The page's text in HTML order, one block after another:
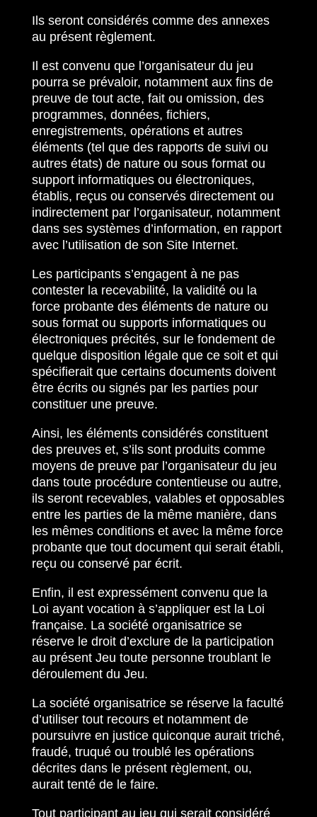
Ils seront considérés comme des annexes
au présent règlement.
Il est convenu que l’organisateur du jeu
pourra se prévaloir, notamment aux fins de
preuve de tout acte, fait ou omission, des
programmes, données, fichiers,
enregistrements, opérations et autres
éléments (tel que des rapports de suivi ou
autres états) de nature ou sous format ou
support informatiques ou électroniques,
établis, reçus ou conservés directement ou
indirectement par l’organisateur, notamment
dans ses systèmes d’information, en rapport
avec l’utilisation de son Site Internet.
Les participants s’engagent à ne pas
contester la recevabilité, la validité ou la
force probante des éléments de nature ou
sous format ou supports informatiques ou
électroniques précités, sur le fondement de
quelque disposition légale que ce soit et qui
spécifierait que certains documents doivent
être écrits ou signés par les parties pour
constituer une preuve.
Ainsi, les éléments considérés constituent
des preuves et, s’ils sont produits comme
moyens de preuve par l’organisateur du jeu
dans toute procédure contentieuse ou autre,
ils seront recevables, valables et opposables
entre les parties de la même manière, dans
les mêmes conditions et avec la même force
probante que tout document qui serait établi,
reçu ou conservé par écrit.
Enfin, il est expressément convenu que la
Loi ayant vocation à s’appliquer est la Loi
française. La société organisatrice se
réserve le droit d’exclure de la participation
au présent Jeu toute personne troublant le
déroulement du Jeu.
La société organisatrice se réserve la faculté
d’utiliser tout recours et notamment de
poursuivre en justice quiconque aurait triché,
fraudé, truqué ou troublé les opérations
décrites dans le présent règlement, ou,
aurait tenté de le faire.
Tout participant au jeu qui serait considéré